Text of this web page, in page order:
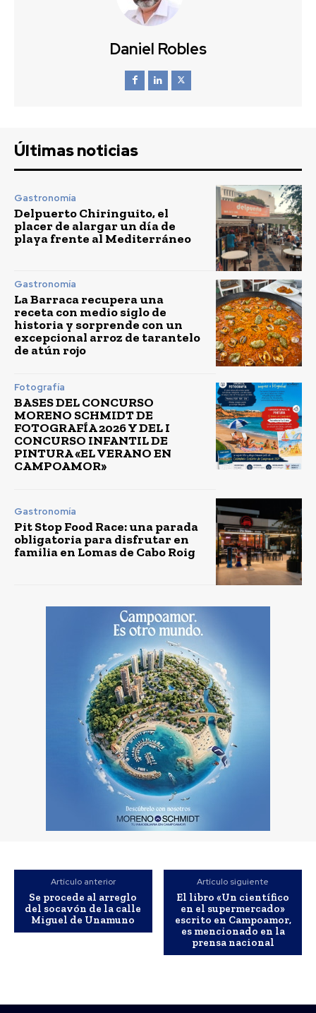
Daniel Robles
Últimas noticias
Gastronomía
Delpuerto Chiringuito, el
placer de alargar un día de
playa frente al Mediterráneo
Gastronomía
La Barraca recupera una
receta con medio siglo de
historia y sorprende con un
excepcional arroz de tarantelo
de atún rojo
Fotografía
BASES DEL CONCURSO
MORENO SCHMIDT DE
FOTOGRAFÍA 2026 Y DEL I
CONCURSO INFANTIL DE
PINTURA «EL VERANO EN
CAMPOAMOR»
Gastronomía
Pit Stop Food Race: una parada
obligatoria para disfrutar en
familia en Lomas de Cabo Roig
Artículo anterior
Se procede al arreglo
del socavón de la calle
Miguel de Unamuno
Artículo siguiente
El libro «Un científico
en el supermercado»
escrito en Campoamor,
es mencionado en la
prensa nacional